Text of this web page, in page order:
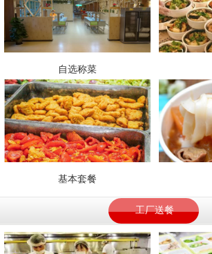
自选称菜
基本套餐
工厂送餐